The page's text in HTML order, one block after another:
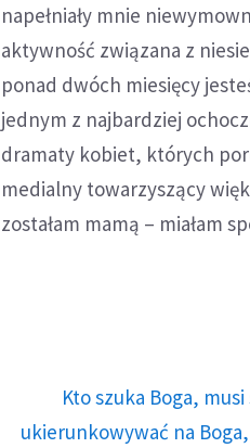
napełniały mnie
aktywność związana z
ponad dwóch miesięcy
jednym z najbardziej
dramaty kobiet, których
medialny towarzyszący
zostałam mamą – miałam
Kto szuka Boga,
ukierunkowywać na